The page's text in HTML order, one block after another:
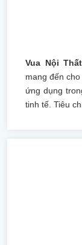
Vua Nội
mang đến
ứng dụng
tinh tế. Tiêu